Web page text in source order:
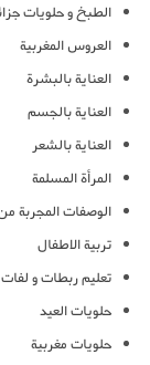
الطبخ و حلويات
العروس المغربية
العناية بالبشرة
العناية بالجسم
العناية بالشعر
المرأة المسلمة
الوصفات المجربة
تربية الاطفال
تعليم ربطات و
حلويات العيد
حلويات مغربية